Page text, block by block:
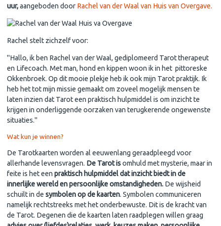
uur,aangeboden door Rachel van der Waal van Huis van Overgave.
Rachel stelt zichzelf voor:
"Hallo, ik ben Rachel van der Waal, gediplomeerd Tarot therapeut
en Lifecoach. Met man, hond en kippen woon ik in het pittoreske
Okkenbroek. Op dit mooie plekje heb ik ook mijn Tarot praktijk. Ik
heb het tot mijn missie gemaakt om zoveel mogelijk mensen te
laten inzien dat Tarot een praktisch hulpmiddel is om inzicht te
krijgen in onderliggende oorzaken van terugkerende ongewenste
situaties."
Wat kun je winnen?
De Tarotkaarten worden al eeuwenlang geraadpleegd voor
allerhande levensvragen. De Tarotisomhuld met mysterie, maar in
feite is het een praktisch hulpmiddel dat inzicht biedt in de
innerlijke wereld en persoonlijke omstandigheden. De wijsheid
schuilt in de symbolen op de kaarten. Symbolen communiceren
namelijk rechtstreeks met het onderbewuste. Dit is de kracht van
de Tarot. Degenen die de kaarten laten raadplegen willen graag